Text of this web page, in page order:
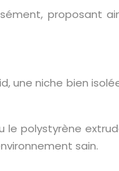
proposant
une niche bien
le polystyrène
sain.